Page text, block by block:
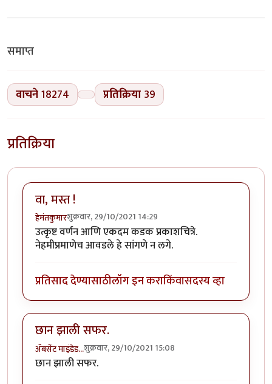
समाप्त
वाचने18274 प्रतिक्रिया 39
प्रतिक्रिया
वा, मस्त !
हेमंतकुमारशुक्रवार, 29/10/2021 14:29
उत्कृष्ट वर्णन आणि एकदम कडक प्रकाशचित्रे.
नेहमीप्रमाणेच आवडले हे सांगणे न लगे.
प्रतिसाद देण्यासाठीलॉग इन कराकिंवासदस्य व्हा
छान झाली सफर.
ॲबसेंट माइंडेड…शुक्रवार, 29/10/2021 15:08
छान झाली सफर.